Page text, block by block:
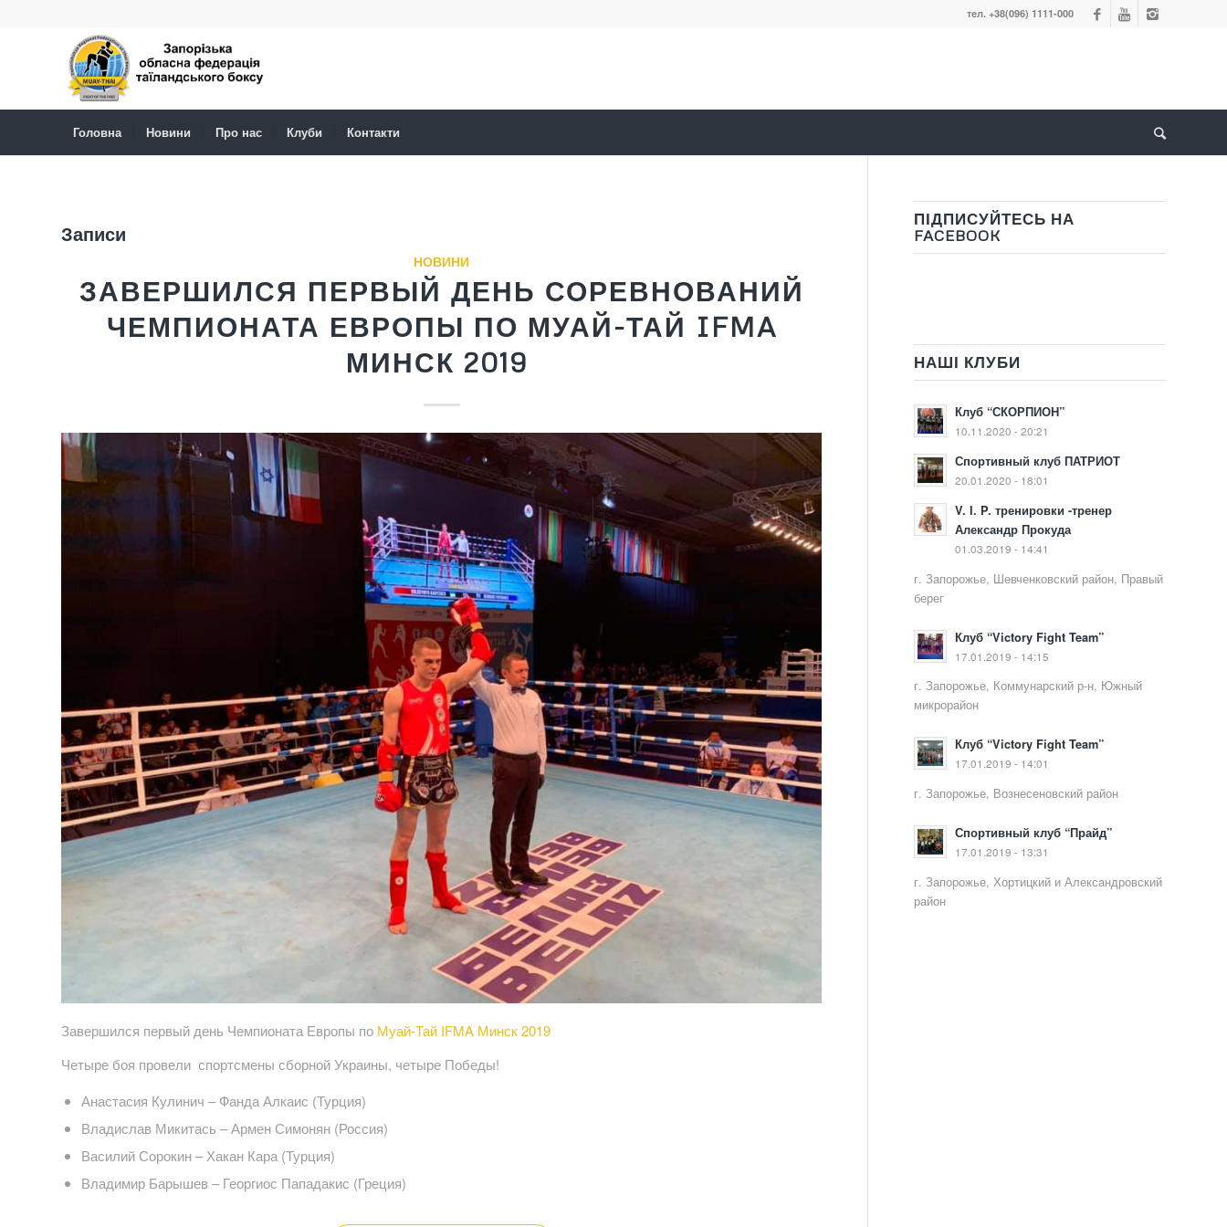
тел. +38(096) 1111-000
Головна Новини Про нас Клуби Контакти
Записи
НОВИНИ
ЗАВЕРШИЛСЯ ПЕРВЫЙ ДЕНЬ СОРЕВНОВАНИЙ
ЧЕМПИОНАТА ЕВРОПЫ ПО МУАЙ-ТАЙ IFMA
МИНСК 2019
Завершился первый день Чемпионата Европы по Муай-Тай IFMA Минск 2019
Четыре боя провели спортсмены сборной Украины, четыре Победы!
Анастасия Кулинич – Фанда Алкаис (Турция)
Владислав Микитась – Армен Симонян (Россия)
Василий Сорокин – Хакан Кара (Турция)
Владимир Барышев – Георгиос Пападакис (Греция)
ПІДПИСУЙТЕСЬ НА
FACEBOOK
НАШІ КЛУБИ
Клуб “СКОРПИОН”
10.11.2020 - 20:21
Спортивный клуб ПАТРИОТ
20.01.2020 - 18:01
V. I. P. тренировки -тренер
Александр Прокуда
01.03.2019 - 14:41
г. Запорожье, Шевченковский район, Правый
берег
Клуб “Victory Fight Team”
17.01.2019 - 14:15
г. Запорожье, Коммунарский р-н, Южный
микрорайон
Клуб “Victory Fight Team”
17.01.2019 - 14:01
г. Запорожье, Вознесеновский район
Спортивный клуб “Прайд”
17.01.2019 - 13:31
г. Запорожье, Хортицкий и Александровский
район